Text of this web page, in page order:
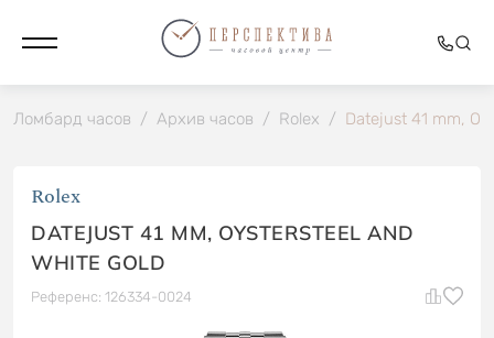
Ломбард часов / Архив часов / Rolex / Datejust 41 mm,
Rolex
DATEJUST 41 MM, OYSTERSTEEL AND
WHITE GOLD
Референс: 126334-0024